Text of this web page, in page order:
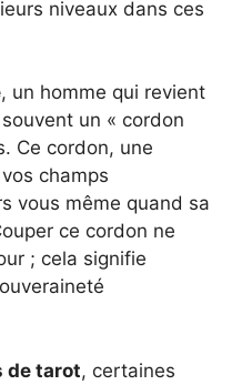
niveaux dans ces
, un homme qui revient
un « cordon
Ce cordon, une
champs
vous même quand sa
ce cordon ne
; cela signifie
de tarot, certaines